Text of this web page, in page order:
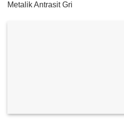
Metalik Antrasit Gri